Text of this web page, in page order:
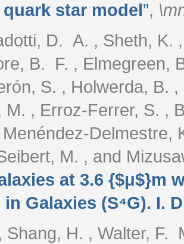
star model”,
D. A. , Sheth, K.
B. F. , Elmegreen,
S. , Holwerda, B.
M. , Erroz-Ferrer, S. ,
Delmestre,
M. , and
at 3.6 {$μ$}m
Galaxies (S⁴G). I.
Shang, H. , Walter,